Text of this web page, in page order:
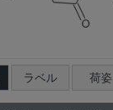
ラベル 荷姿